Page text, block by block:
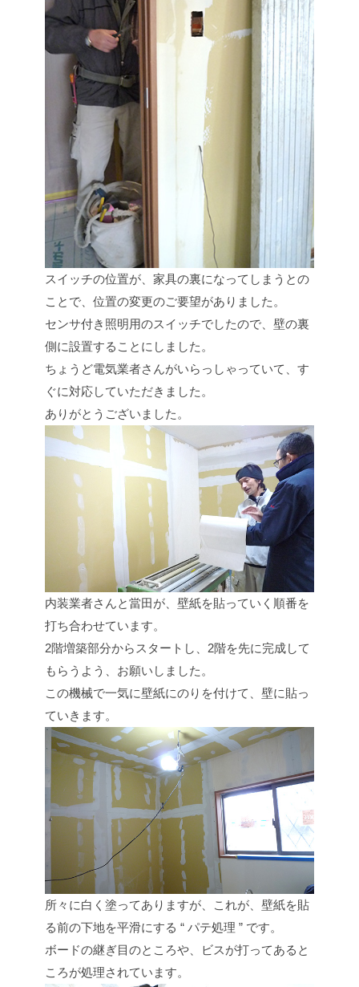
スイッチの位置が、家具の裏になってしまうとの
ことで、位置の変更のご要望がありました。
センサ付き照明用のスイッチでしたので、壁の裏
側に設置することにしました。
ちょうど電気業者さんがいらっしゃっていて、す
ぐに対応していただきました。
ありがとうございました。
内装業者さんと當田が、壁紙を貼っていく順番を
打ち合わせています。
2階増築部分からスタートし、2階を先に完成して
もらうよう、お願いしました。
この機械で一気に壁紙にのりを付けて、壁に貼っ
ていきます。
所々に白く塗ってありますが、これが、壁紙を貼
る前の下地を平滑にする “ パテ処理 ” です。
ボードの継ぎ目のところや、ビスが打ってあると
ころが処理されています。